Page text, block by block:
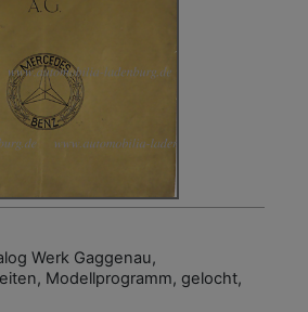
Werk Gaggenau,
Modellprogramm, gelocht,